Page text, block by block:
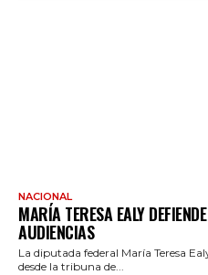
NACIONAL
MARÍA TERESA EALY
AUDIENCIAS
La diputada federal María Teresa
desde la tribuna de...